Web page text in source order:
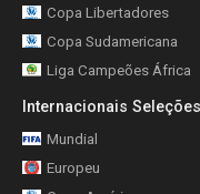
Copa Libertadores
Copa Sudamericana
Liga Campeões África
Internacionais Seleções
Mundial
Europeu